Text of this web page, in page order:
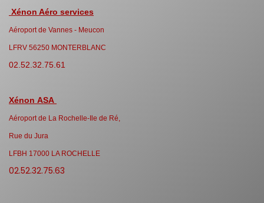
Xénon Aéro services
Aéroport de Vannes - Meucon
LFRV 56250 MONTERBLANC
02.52.32.75.61
Xénon ASA
Aéroport de La Rochelle-Ile de Ré,
Rue du Jura
LFBH 17000 LA ROCHELLE
02.52.32.75.63